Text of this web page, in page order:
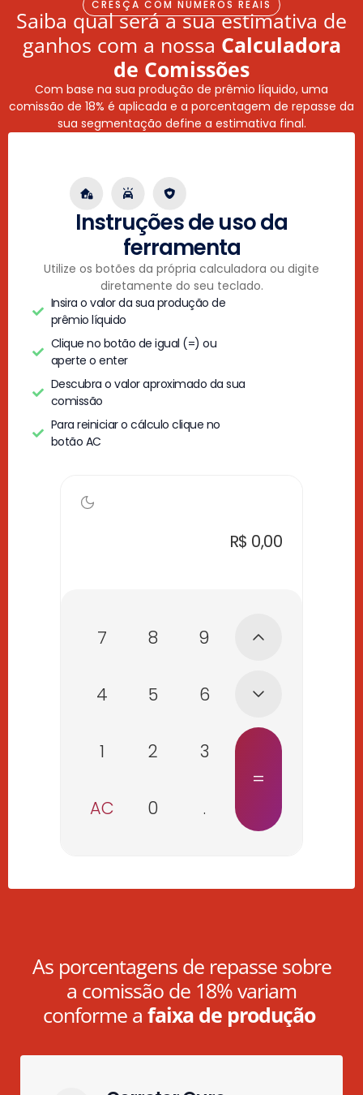
CRESÇA COM NÚMEROS REAIS
Saiba qual será a sua estimativa de
ganhos com a nossa Calculadora
de Comissões
Com base na sua produção de prêmio líquido, uma
comissão de 18% é aplicada e a porcentagem de repasse da
sua segmentação define a estimativa final.
Instruções de uso da
ferramenta
Utilize os botões da própria calculadora ou digite
diretamente do seu teclado.
Insira o valor da sua produção de
prêmio líquido
Clique no botão de igual (=) ou
aperte o enter
Descubra o valor aproximado da sua
comissão
Para reiniciar o cálculo clique no
botão AC
7 8 9
4 5 6
1 2 3
=
AC 0 .
As porcentagens de repasse sobre
a comissão de 18% variam
conforme a faixa de produção